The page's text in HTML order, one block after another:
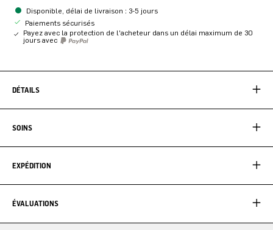
Disponible, délai de livraison : 3-5 jours
Paiements sécurisés
Payez avec la protection de l'acheteur dans un délai maximum de 30
jours avec
DÉTAILS
SOINS
EXPÉDITION
ÉVALUATIONS